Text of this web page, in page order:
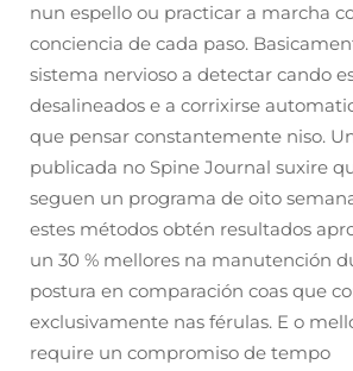
nun espello ou practicar a marcha
conciencia de cada paso.
sistema nervioso a detectar cando
desalineados e a corrixirse
que pensar constantemente niso.
publicada no Spine Journal suxire
seguen un programa de oito
estes métodos obtén resultados
un 30 % mellores na manutención
postura en comparación coas que
exclusivamente nas férulas. E o
require un compromiso de tempo